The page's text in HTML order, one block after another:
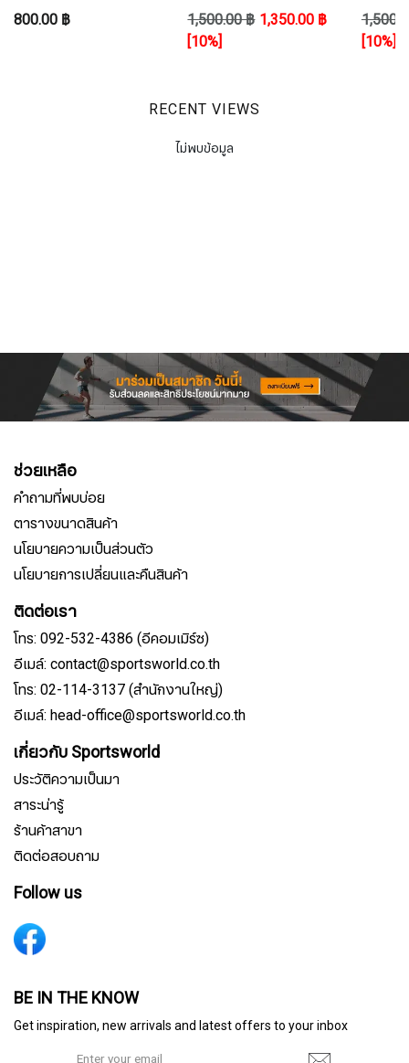
800.00 ฿ 1,500.00 ฿ 1,350.00 ฿
[10%]
[10%]
RECENT VIEWS
ไม่พบข้อมูล
ช่วยเหลือ
คำถามที่พบบ่อย
ตารางขนาดสินค้า
นโยบายความเป็นส่วนตัว
นโยบายการเปลี่ยนและคืนสินค้า
ติดต่อเรา
โทร: 092-532-4386 (อีคอมเมิร์ซ)
อีเมล์: contact@sportsworld.co.th
โทร: 02-114-3137 (สำนักงานใหญ่)
อีเมล์: head-office@sportsworld.co.th
เกี่ยวกับ Sportsworld
ประวัติความเป็นมา
สาระน่ารู้
ร้านค้าสาขา
ติดต่อสอบถาม
Follow us
BE IN THE KNOW
Get inspiration, new arrivals and latest offers to your inbox
สมัครรับจดหมายข่าว